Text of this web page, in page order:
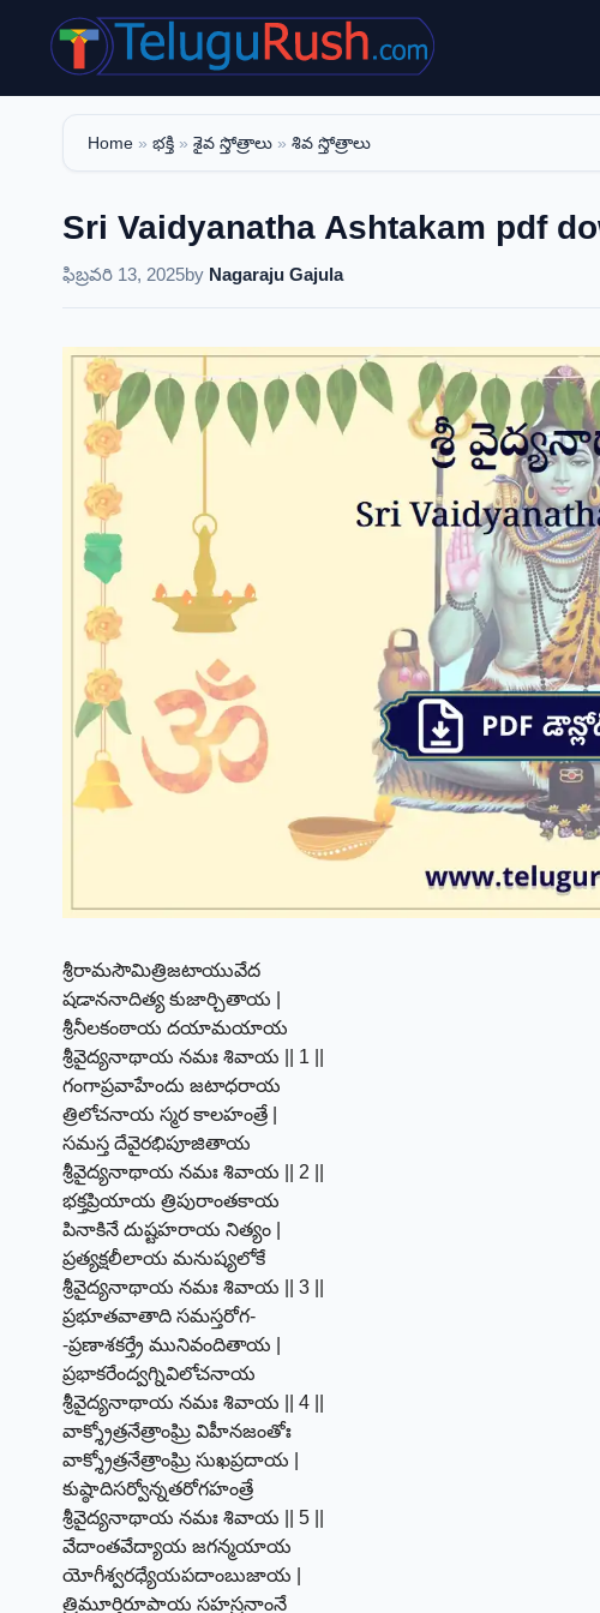
content
Home » భక్తి » శైవ స్తోత్రాలు » శివ స్తోత్రాలు
Sri Vaidyanatha Ashtakam pdf
ఫిబ్రవరి 13, 2025by Nagaraju Gajula
శ్రీరామసౌమిత్రిజటాయువేద
షడాననాదిత్య కుజార్చితాయ |
శ్రీనీలకంఠాయ దయామయాయ
శ్రీవైద్యనాథాయ నమః శివాయ || 1 ||
గంగాప్రవాహేందు జటాధరాయ
త్రిలోచనాయ స్మర కాలహంత్రే |
సమస్త దేవైరభిపూజితాయ
శ్రీవైద్యనాథాయ నమః శివాయ || 2 ||
భక్తప్రియాయ త్రిపురాంతకాయ
పినాకినే దుష్టహరాయ నిత్యం |
ప్రత్యక్షలీలాయ మనుష్యలోకే
శ్రీవైద్యనాథాయ నమః శివాయ || 3 ||
ప్రభూతవాతాది సమస్తరోగ-
-ప్రణాశకర్త్రే మునివందితాయ |
ప్రభాకరేంద్వగ్నివిలోచనాయ
శ్రీవైద్యనాథాయ నమః శివాయ || 4 ||
వాక్శ్రోత్రనేత్రాంఘ్రి విహీనజంతోః
వాక్శ్రోత్రనేత్రాంఘ్రి సుఖప్రదాయ |
కుష్ఠాదిసర్వోన్నతరోగహంత్రే
శ్రీవైద్యనాథాయ నమః శివాయ || 5 ||
వేదాంతవేద్యాయ జగన్మయాయ
యోగీశ్వరధ్యేయపదాంబుజాయ |
త్రిమూర్తిరూపాయ సహస్రనాంనే